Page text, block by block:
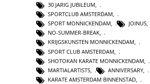
30 JARIG JUBILEUM,
SPORTCLUB AMSTERDAM,
SPORT MONNICKENDAM, JOINUS,
NO-SUMMER-BREAK,
KRIJGSKUNSTEN MONNICKENDAM,
SPORT CLUB AMSTERDAM
SHOTOKAN KARATE MONNICKENDAM
MARTIALARTISTS
ANNIVERSARY
KARATE AMSTERDAM BINNENSTAD